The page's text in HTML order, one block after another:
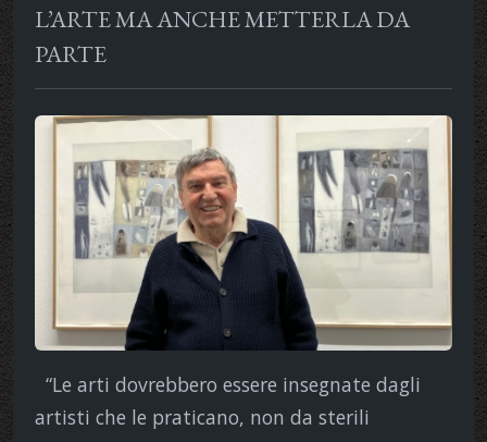
L’ARTE MA ANCHE METTERLA DA
PARTE
“Le arti dovrebbero essere insegnate dagli
artisti che le praticano, non da sterili